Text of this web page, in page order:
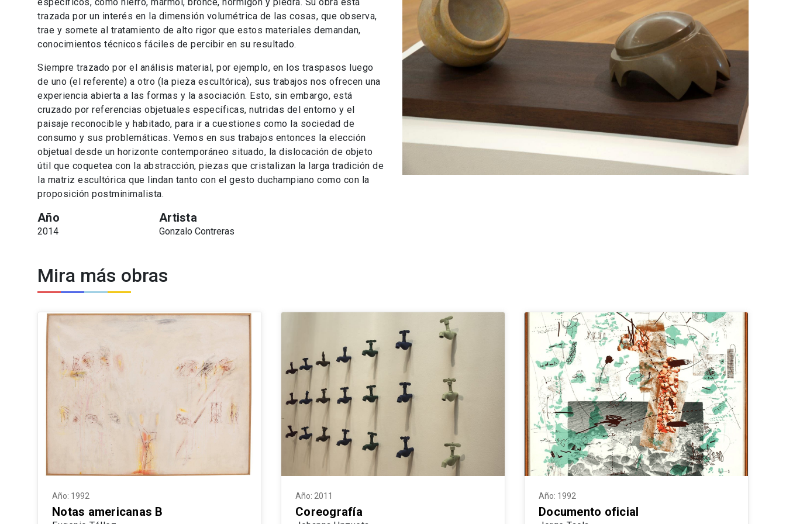
trazada por un interés en la dimensión volumétrica de las cosas, que observa,
trae y somete al tratamiento de alto rigor que estos materiales demandan,
conocimientos técnicos fáciles de percibir en su resultado.
Siempre trazado por el análisis material, por ejemplo, en los traspasos luego
de uno (el referente) a otro (la pieza escultórica), sus trabajos nos ofrecen una
experiencia abierta a las formas y la asociación. Esto, sin embargo, está
cruzado por referencias objetuales específicas, nutridas del entorno y el
paisaje reconocible y habitado, para ir a cuestiones como la sociedad de
consumo y sus problemáticas. Vemos en sus trabajos entonces la elección
objetual desde un horizonte contemporáneo situado, la dislocación de objeto
útil que coquetea con la abstracción, piezas que cristalizan la larga tradición de
la matriz escultórica que lindan tanto con el gesto duchampiano como con la
proposición postminimalista.
Año
2014
Artista
Gonzalo Contreras
Mira más obras
Año: 1992
Notas americanas B
Año: 2011
Coreografía
Año: 1992
Documento oficial